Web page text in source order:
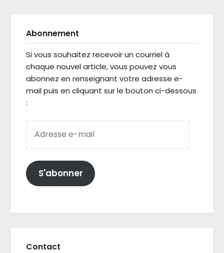
Abonnement
Si vous souhaitez recevoir un courriel à
chaque nouvel article, vous pouvez vous
abonnez en renseignant votre adresse e-
mail puis en cliquant sur le bouton ci-dessous
:
S'abonner
Contact